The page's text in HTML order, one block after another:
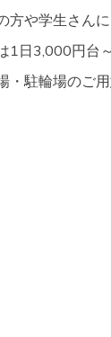
方や学生さん
1日3,000円台
・駐輪場のご